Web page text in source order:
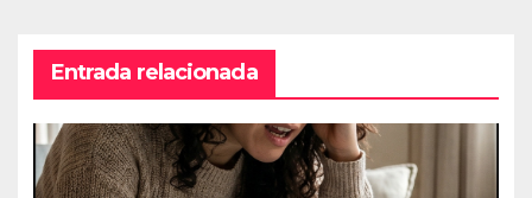
Entrada relacionada